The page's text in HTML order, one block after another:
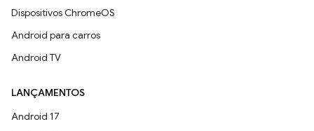
Dispositivos ChromeOS
Android para carros
Android TV
LANÇAMENTOS
Android 17